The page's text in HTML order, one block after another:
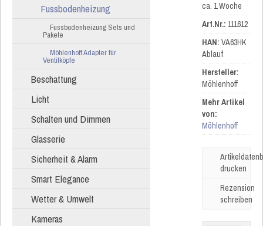
Fussbodenheizung
Fussbodenheizung Sets und
Pakete
Möhlenhoff Adapter für
Ventilköpfe
Beschattung
Licht
Schalten und Dimmen
Glasserie
Sicherheit & Alarm
Smart Elegance
Wetter & Umwelt
Kameras
ca. 1 Woche
Art.Nr.: 111612
HAN: VA63HK
Ablauf
Hersteller:
Möhlenhoff
Mehr Artikel
von:
Möhlenhoff
drucken
Rezension
schreiben